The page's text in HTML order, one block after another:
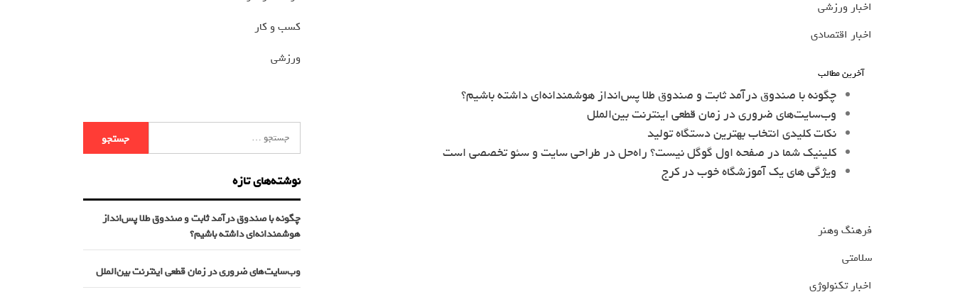
اخبار ورزشی
اخبار اقتصادی
آخرین مطالب
چگونه با صندوق درآمد ثابت و صندوق طلا پس‌انداز هوشمندانه‌ای داشته باشیم؟
وب‌سایت‌های ضروری در زمان قطعی اینترنت بین‌الملل
نکات کلیدی انتخاب بهترین دستگاه تولید
کلینیک شما در صفحه اول گوگل نیست؟ راه‌حل در طراحی سایت و سئو تخصصی است
ویژگی های یک آموزشگاه خوب در کرج
فرهنگ وهنر
سلامتی
اخبار تکنولوژی
کسب و کار
ورزشی
نوشته‌های تازه
چگونه با صندوق درآمد ثابت و صندوق طلا پس‌انداز
هوشمندانه‌ای داشته باشیم؟
وب‌سایت‌های ضروری در زمان قطعی اینترنت بین‌الملل